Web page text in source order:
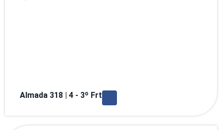
Almada 318 | 4 - 3º Frt